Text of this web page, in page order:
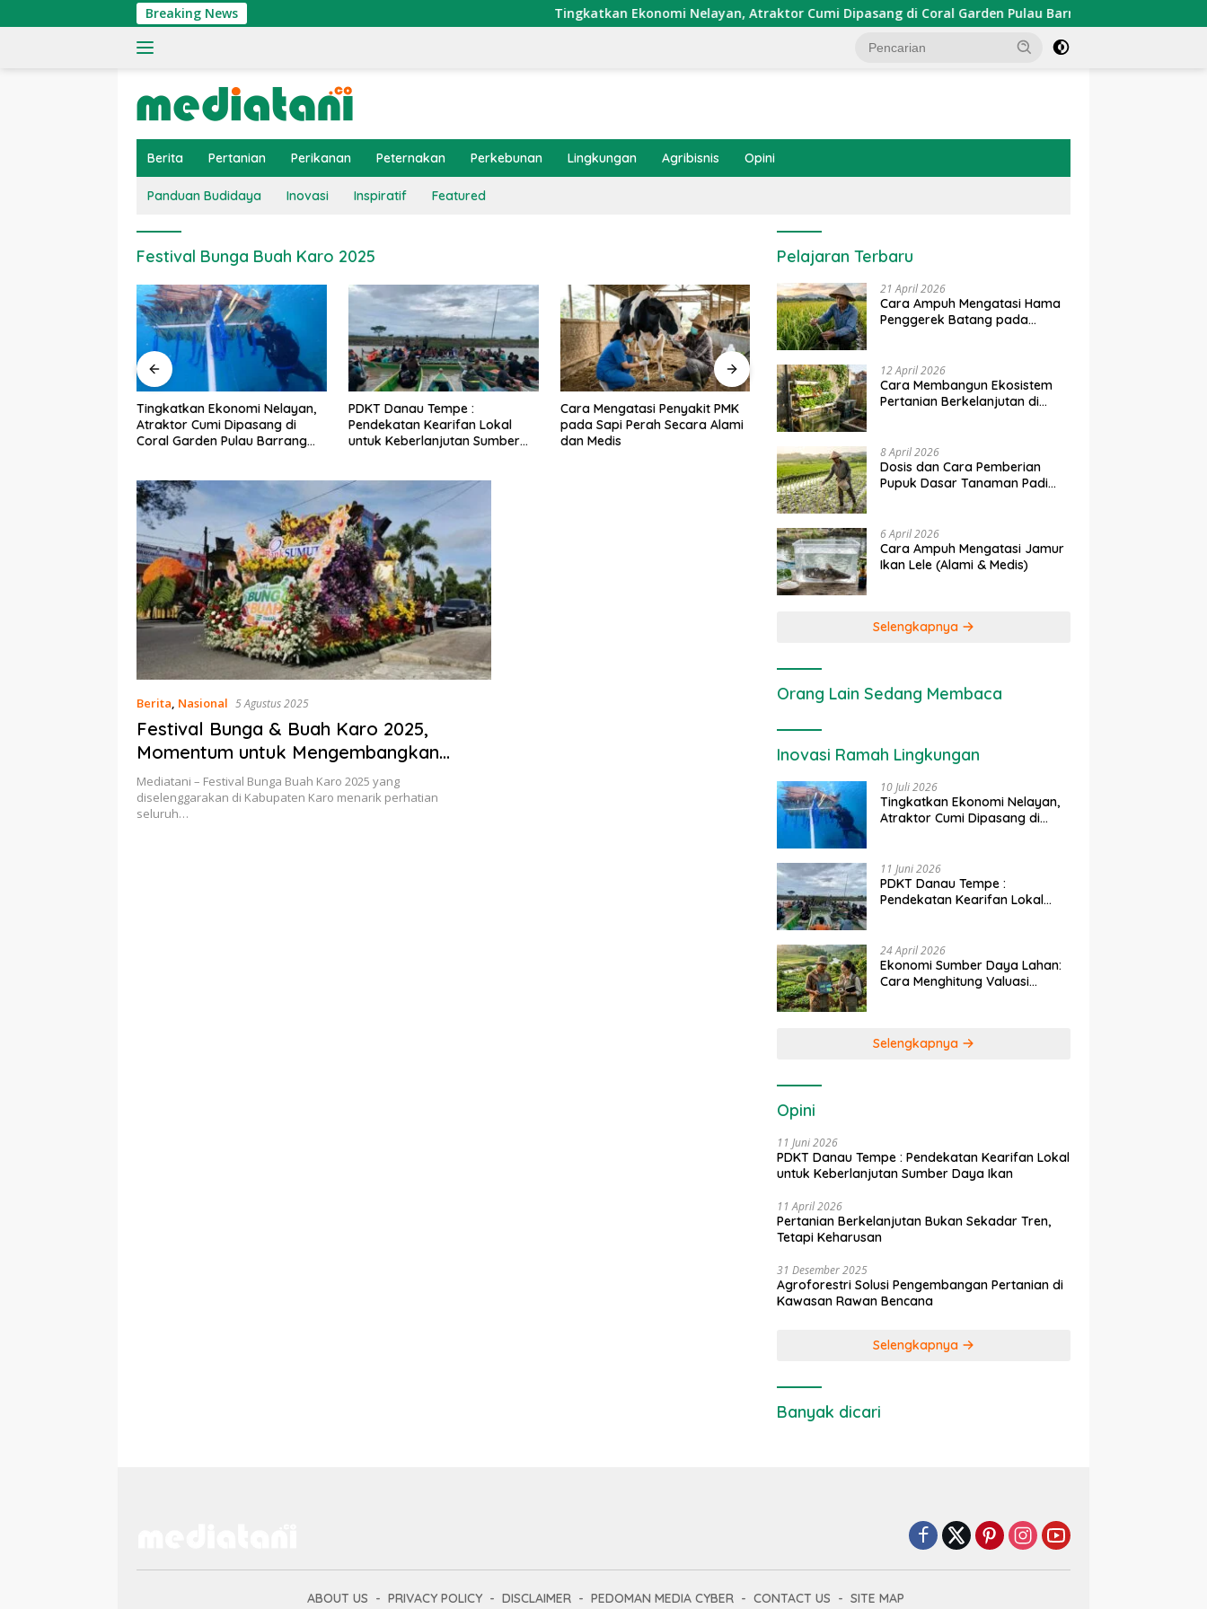
ke
Breaking News Tingkatkan Ekonomi Nelayan, Atraktor Cumi Dipasang di Coral Garden Pulau Barrang Caddi
Berita Pertanian Perikanan Peternakan Perkebunan Lingkungan Agribisnis Opini
Panduan Budidaya Inovasi Inspiratif Featured
Festival Bunga Buah Karo 2025
PDKT Danau Tempe :
Pendekatan Kearifan Lokal
untuk Keberlanjutan Sumber
Cara Mengatasi Penyakit PMK
pada Sapi Perah Secara Alami
dan Medis
Dosis dan Cara Pemupukan
Tanaman Padi pada Fase
Vegetatif Aktif yang Tepat
Penerapan IoT dalam
Pertanian Modern di Indonesia
Ekonomi Sumber Daya Lahan:
Berita, Nasional 5 Agustus 2025
Festival Bunga & Buah Karo 2025,
Momentum untuk Mengembangkan
Potensi Pertanian
Mediatani – Festival Bunga Buah Karo 2025 yang
diselenggarakan di Kabupaten Karo menarik perhatian
seluruh…
Pelajaran Terbaru
21 April 2026
Cara Ampuh Mengatasi Hama
Penggerek Batang pada
12 April 2026
Cara Membangun Ekosistem
Pertanian Berkelanjutan di
8 April 2026
Dosis dan Cara Pemberian
Pupuk Dasar Tanaman Padi
6 April 2026
Cara Ampuh Mengatasi Jamur
Ikan Lele (Alami & Medis)
Selengkapnya
Orang Lain Sedang Membaca
Inovasi Ramah Lingkungan
10 Juli 2026
Tingkatkan Ekonomi Nelayan,
Atraktor Cumi Dipasang di
11 Juni 2026
PDKT Danau Tempe :
Pendekatan Kearifan Lokal
24 April 2026
Ekonomi Sumber Daya Lahan:
Cara Menghitung Valuasi
Selengkapnya
Opini
11 Juni 2026
PDKT Danau Tempe : Pendekatan Kearifan Lokal
untuk Keberlanjutan Sumber Daya Ikan
11 April 2026
Pertanian Berkelanjutan Bukan Sekadar Tren,
Tetapi Keharusan
31 Desember 2025
Agroforestri Solusi Pengembangan Pertanian di
Kawasan Rawan Bencana
Selengkapnya
Banyak dicari
ABOUT US PRIVACY POLICY DISCLAIMER PEDOMAN MEDIA CYBER CONTACT US SITE MAP